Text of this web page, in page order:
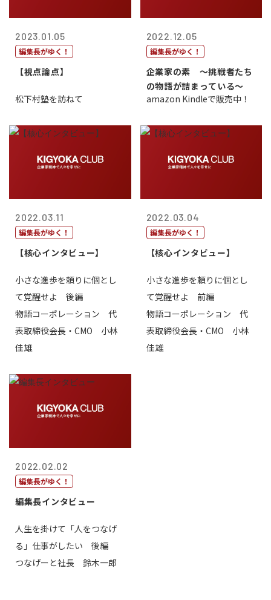
2023.01.05
編集長がゆく！
【視点論点】
松下村塾を訪ねて
2022.12.05
編集長がゆく！
企業家の素 〜挑戦者たち
の物語が詰まっている〜
amazon Kindleで販売中！
2022.03.11
編集長がゆく！
【核心インタビュー】
小さな進歩を頼りに個とし
て覚醒せよ 後編
物語コーポレーション 代
表取締役会長・CMO 小林
佳雄
2022.03.04
編集長がゆく！
【核心インタビュー】
小さな進歩を頼りに個とし
て覚醒せよ 前編
物語コーポレーション 代
表取締役会長・CMO 小林
佳雄
2022.02.02
編集長がゆく！
編集長インタビュー
人生を掛けて「人をつなげ
る」仕事がしたい 後編
つなげーと社長 鈴木一郎